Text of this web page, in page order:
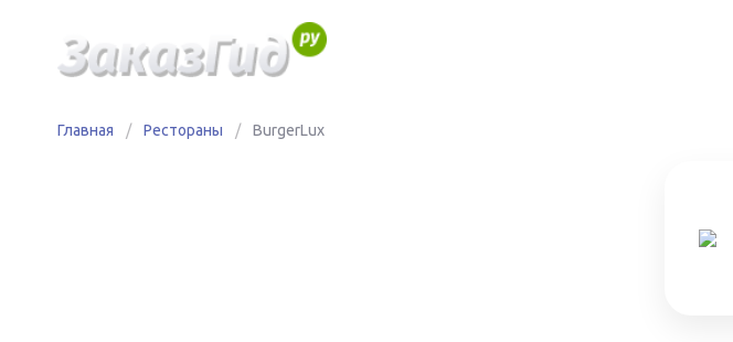
Главная / Рестораны / BurgerLux